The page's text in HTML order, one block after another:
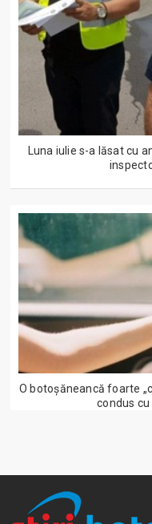
Luna iulie s-a lăsat cu
O botoșăneancă foarte
condus